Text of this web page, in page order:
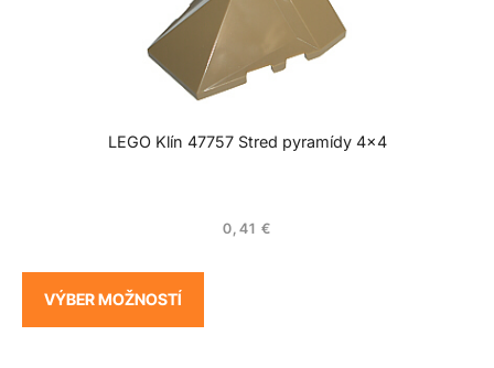
LEGO Klín 47757 Stred pyramídy 4×4
0,41 €
VÝBER MOŽNOSTÍ